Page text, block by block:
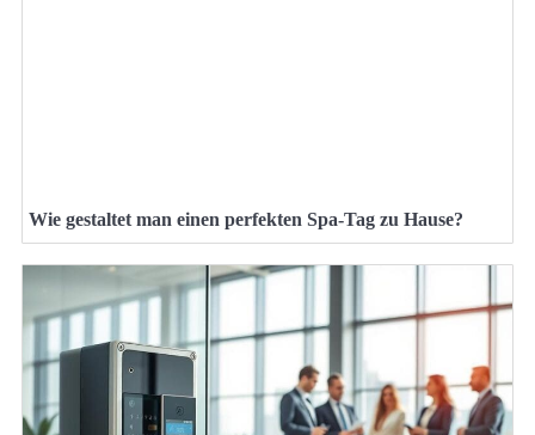
Wie gestaltet man einen perfekten Spa-Tag zu Hause?